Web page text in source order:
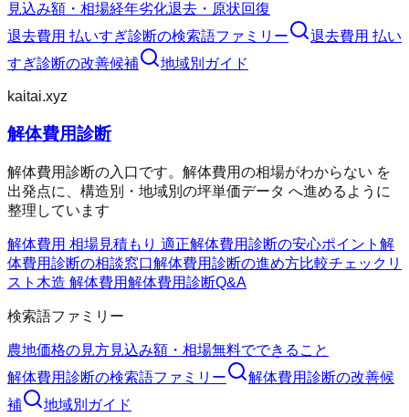
見込み額・相場経年劣化退去・原状回復
退去費用 払いすぎ診断の検索語ファミリー
退去費用 払い
すぎ診断の改善候補 地域別ガイド
kaitai.xyz
解体費用診断
解体費用診断の入口です。解体費用の相場がわからない を
出発点に、構造別・地域別の坪単価データ へ進めるように
整理しています
解体費用 相場見積もり 適正解体費用診断の安心ポイント 解
体費用診断の相談窓口解体費用診断の進め方比較チェックリ
スト 木造 解体費用解体費用診断Q&A
検索語ファミリー
農地価格の見方見込み額・相場無料でできること
解体費用診断の検索語ファミリー 解体費用診断の改善候
補
地域別ガイド